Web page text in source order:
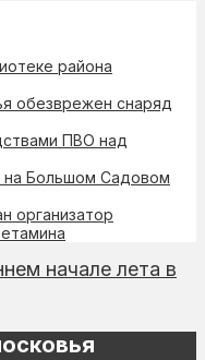
района
обезврежен снаряд
ПВО над
на Большом Садовом
организатор
начале лета в